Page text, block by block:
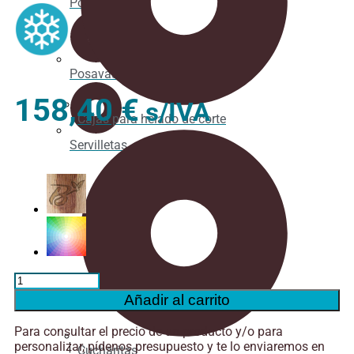
Posavasos
Servilletas
Cajas para helado de corte
Cucharitas
158,40€s/IVA
Vaso
Cartón
BIO
Bebida
Fria
Añadir al carrito
Para consultar el precio de un producto y/o para
personalizar, pídenos presupuesto y te lo enviaremos en